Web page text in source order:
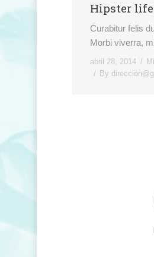
Hipster
Curabitur felis
Morbi viverra,
abril 28, 2014
By